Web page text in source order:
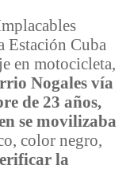
Estación Cuba
en motocicleta,
Nogales vía
de 23 años,
se movilizaba
color negro,
la